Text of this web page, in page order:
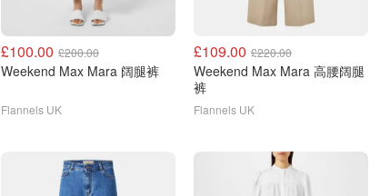
£100.00 £200.00
Weekend Max Mara 阔腿裤
Flannels UK
£109.00 £220.00
Weekend Max Mara 高腰阔腿
裤
Flannels UK